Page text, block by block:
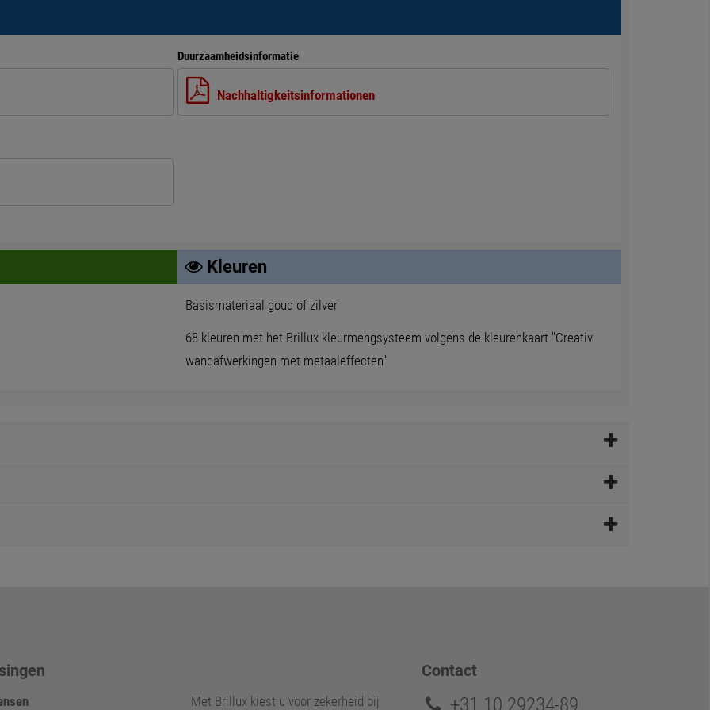
Duurzaamheidsinformatie
Nachhaltigkeitsinformationen
Kleuren
Basismateriaal goud of zilver
68 kleuren met het Brillux kleurmengsysteem volgens de kleurenkaart "Creativ
wandafwerkingen met metaaleffecten"
Met Brillux kiest u voor zekerheid bij
Contact
+31 10 29234-89